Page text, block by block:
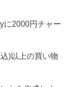
に2000円チャー
)以上の買い物